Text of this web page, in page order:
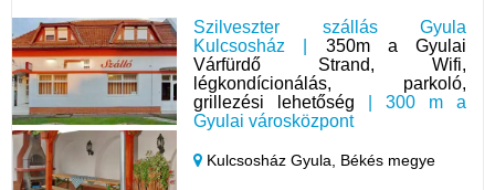
Szilveszter szállás Gyula
Kulcsosház | 350m a Gyulai
Várfürdő Strand, Wifi,
légkondícionálás, parkoló,
grillezési lehetőség | 300 m a
Gyulai városközpont
Kulcsosház Gyula, Békés megye